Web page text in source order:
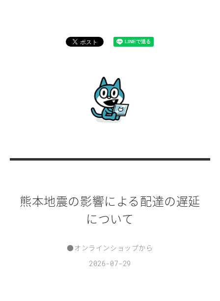
熊本地震の影響による配達の遅延
について
●オンラインショップから
2026-07-29